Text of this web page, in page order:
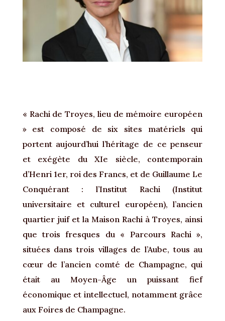
« Rachi de Troyes, lieu de mémoire européen
» est composé de six sites matériels qui
portent aujourd’hui l’héritage de ce penseur
et exégète du XIe siècle, contemporain
d’Henri 1er, roi des Francs, et de Guillaume Le
Conquérant : l’Institut Rachi (Institut
universitaire et culturel européen), l’ancien
quartier juif et la Maison Rachi à Troyes, ainsi
que trois fresques du « Parcours Rachi »,
situées dans trois villages de l’Aube, tous au
cœur de l’ancien comté de Champagne, qui
était au Moyen-Âge un puissant fief
économique et intellectuel, notamment grâce
aux Foires de Champagne.